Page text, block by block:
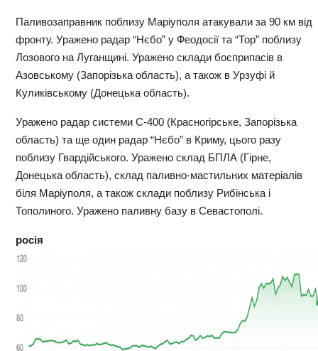
Паливозаправник поблизу Маріуполя атакували за 90 км від
фронту. Уражено радар “Нєбо” у Феодосії та “Тор” поблизу
Лозового на Луганщині. Уражено склади боєприпасів в
Азовському (Запорізька область), а також в Урзуфі й
Куликівському (Донецька область).
Уражено радар системи С-400 (Красногірське, Запорізька
область) та ще один радар “Нєбо” в Криму, цього разу
поблизу Гвардійського. Уражено склад БПЛА (Гірне,
Донецька область), склад паливно-мастильних матеріалів
біля Маріуполя, а також склади поблизу Рибінська і
Тополиного. Уражено паливну базу в Севастополі.
росія